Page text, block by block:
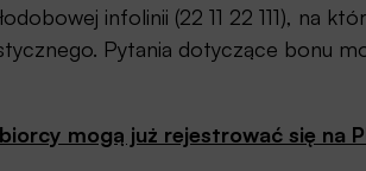
infolinii (22 11 22 111), na
Pytania dotyczące bonu
mogą już rejestrować się na